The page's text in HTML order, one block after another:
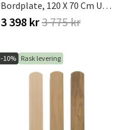
Bordplate, 120 X 70 Cm Ubehandlet Furu
3 398 kr3 775 kr
-10% Rask levering